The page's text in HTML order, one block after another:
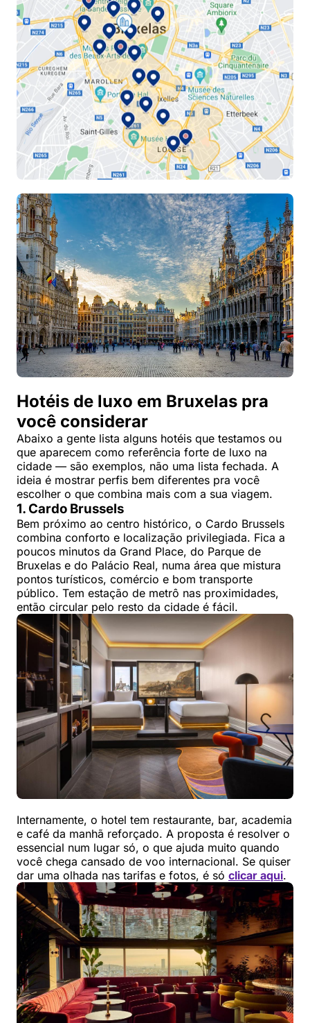
Hotéis de luxo em Bruxelas pra
você considerar
Abaixo a gente lista alguns hotéis que testamos ou
que aparecem como referência forte de luxo na
cidade — são exemplos, não uma lista fechada. A
ideia é mostrar perfis bem diferentes pra você
escolher o que combina mais com a sua viagem.
1. Cardo Brussels
Bem próximo ao centro histórico, o Cardo Brussels
combina conforto e localização privilegiada. Fica a
poucos minutos da Grand Place, do Parque de
Bruxelas e do Palácio Real, numa área que mistura
pontos turísticos, comércio e bom transporte
público. Tem estação de metrô nas proximidades,
então circular pelo resto da cidade é fácil.
Internamente, o hotel tem restaurante, bar, academia
e café da manhã reforçado. A proposta é resolver o
essencial num lugar só, o que ajuda muito quando
você chega cansado de voo internacional. Se quiser
dar uma olhada nas tarifas e fotos, é só clicar aqui.